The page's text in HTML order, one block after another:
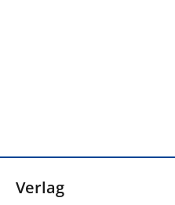
Verlag